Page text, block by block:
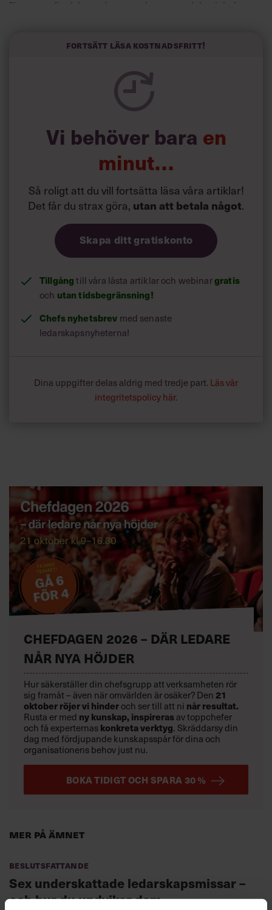
”Jag ser människor – deras styrkor, potential och behov,
god kommunikatör.Fortsätt läsa kostnadsfritt!
Vi behöver bara en
minut…
Så roligt att du vill fortsätta läsa våra artiklar!
Det får du strax göra, utan att betala något.
Skapa ditt gratiskonto
Tillgång till våra låsta artiklar och webinargratis
och utan tidsbegränsning!
Chefs nyhetsbrev med senaste
ledarskapsnyheterna!
Dina uppgifter delas aldrig med tredje part. Läs vår
integritetspolicy här.
Mer på ämnet
Beslutsfattande
Sex underskattade ledarskapsmissar –
och hur du undviker dem
CHEFDAGEN 2026 – DÄR LEDARE
NÅR NYA HÖJDER
Hur säkerställer din chefsgrupp att verksamheten rör
sig framåt – även när omvärlden är osäker? Den 21
oktoberröjer vi hinder och ser till att ni når resultat.
Rusta er med ny kunskap, inspirerasav toppchefer
och få experternas konkreta verktyg. Skräddarsy din
dag med fördjupande kunskapsspår för dina och
organisationens behov just nu.
BOKA TIDIGT OCH SPARA 30 %